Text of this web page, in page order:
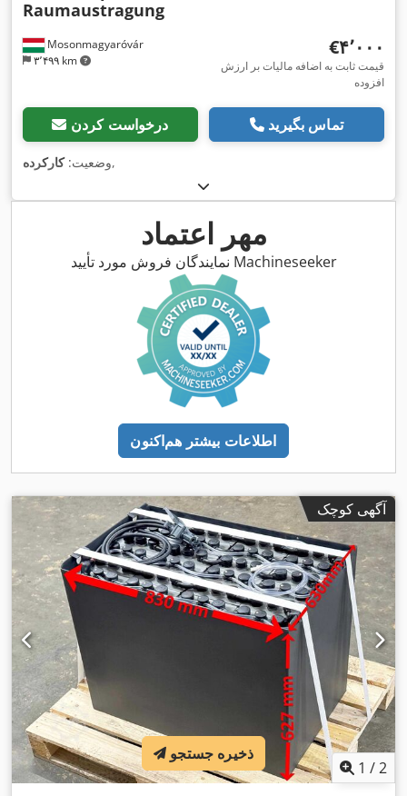
Mosonmagyaróvár
۳٬۴۹۹ km
Raumaustragung
‎€۴٬۰۰۰
قیمت ثابت به اضافه مالیات بر ارزش
افزوده
درخواست کردن تماس بگیرید
وضعیت:کارکرده ,
مهر اعتماد
نمایندگان فروش مورد تأیید Machineseeker
اطلاعات بیشتر هم‌اکنون
آگهی کوچک
1 /2
ذخیره جستجو